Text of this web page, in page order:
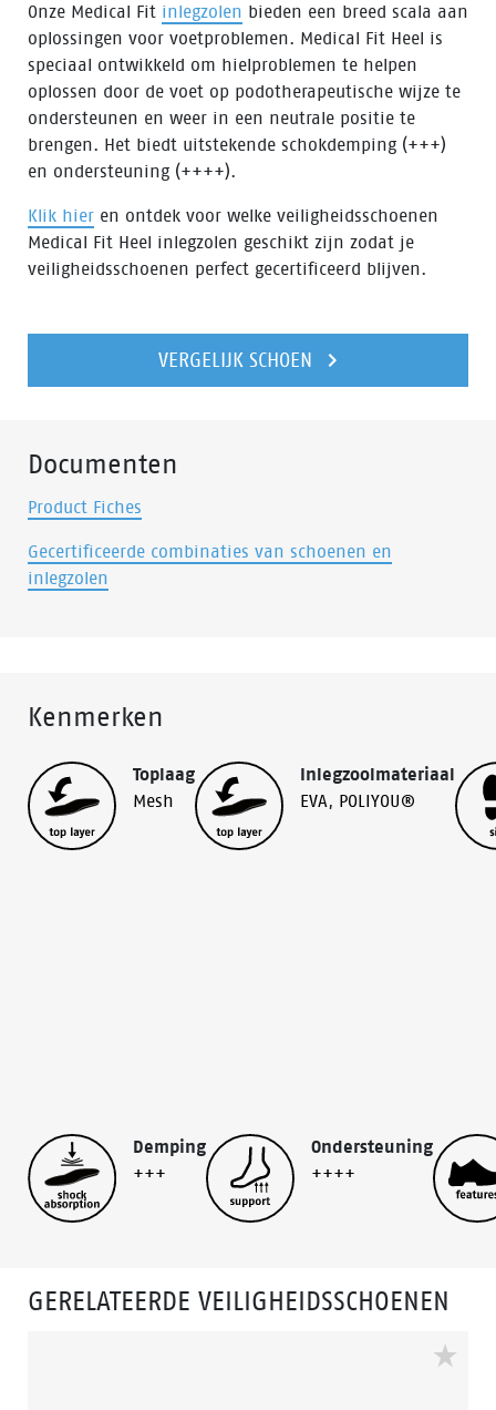
Onze Medical Fit inlegzolen bieden een breed scala aan
oplossingen voor voetproblemen. Medical Fit Heel is
speciaal ontwikkeld om hielproblemen te helpen
oplossen door de voet op podotherapeutische wijze te
ondersteunen en weer in een neutrale positie te
brengen. Het biedt uitstekende schokdemping (+++)
en ondersteuning (++++).
Klik hier en ontdek voor welke veiligheidsschoenen
Medical Fit Heel inlegzolen geschikt zijn zodat je
veiligheidsschoenen perfect gecertificeerd blijven.
VERGELIJK SCHOEN
Documenten
Product Fiches
Gecertificeerde combinaties van schoenen en
inlegzolen
Kenmerken
Toplaag
Mesh
Inlegzoolmateriaal
EVA, POLIYOU®
Demping
+++
Ondersteuning
++++
GERELATEERDE VEILIGHEIDSSCHOENEN